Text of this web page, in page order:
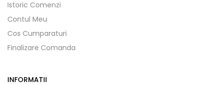
Istoric Comenzi
Contul Meu
Cos Cumparaturi
Finalizare Comanda
INFORMATII